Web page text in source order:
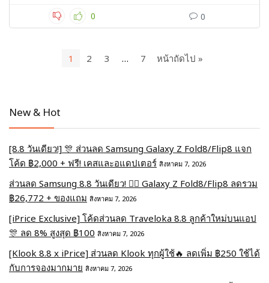
0 0
1 2 3 … 7 หน้าถัดไป »
New & Hot
[8.8 วันเดียว!] 🎊 ส่วนลด Samsung Galaxy Z Fold8/Flip8 แจก
โค้ด ฿2,000 + ฟรี! เคสและอแดปเตอร์ สิงหาคม 7, 2026
ส่วนลด Samsung 8.8 วันเดียว! ❤️‍🔥 Galaxy Z Fold8/Flip8 ลดรวม
฿26,772 + ของแถม สิงหาคม 7, 2026
[iPrice Exclusive] โค้ดส่วนลด Traveloka 8.8 ลูกค้าใหม่บนแอป
🎊 ลด 8% สูงสุด​ ฿100 สิงหาคม 7, 2026
[Klook 8.8 x iPrice] ส่วนลด Klook ทุกผู้ใช้🔥 ลดเพิ่ม ฿250 ใช้ได้
กับการจองมากมาย สิงหาคม 7, 2026